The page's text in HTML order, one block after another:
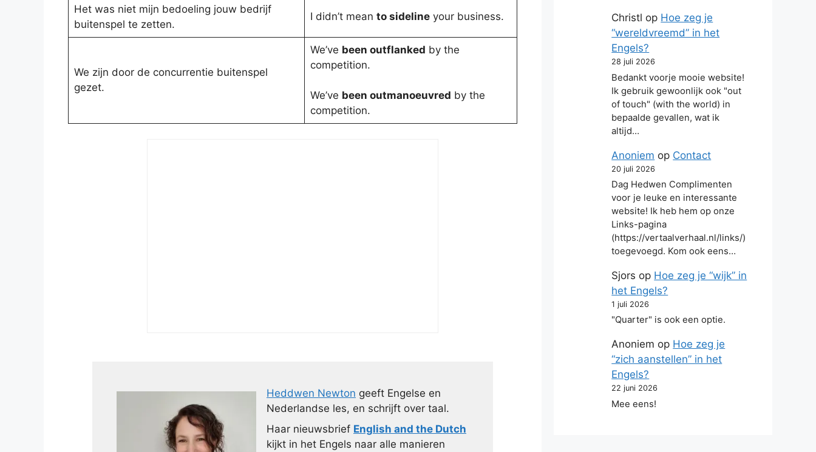
Het was niet mijn bedoeling jouw bedrijf
buitenspel te zetten.
I didn’t mean to sidelineyour business.
We zijn door de concurrentie buitenspel
gezet.
We’ve been outflanked by the
competition.
We’ve been outmanoeuvred by the
competition.
Heddwen Newton geeft Engelse en
Nederlandse les, en schrijft over taal.
Haar nieuwsbrief English and the Dutch
kijkt in het Engels naar alle manieren
Christl op Hoe zeg je
“wereldvreemd” in het
Engels?
28 juli 2026
Bedankt voorje mooie website!
Ik gebruik gewoonlijk ook "out
of touch" (with the world) in
bepaalde gevallen, wat ik
altijd…
Anoniem op Contact
20 juli 2026
Dag Hedwen Complimenten
voor je leuke en interessante
website! Ik heb hem op onze
Links-pagina
(https://vertaalverhaal.nl/links/)
toegevoegd. Kom ook eens…
Sjors op Hoe zeg je “wijk” in
het Engels?
1 juli 2026
"Quarter" is ook een optie.
Anoniem op Hoe zeg je
“zich aanstellen” in het
Engels?
22 juni 2026
Mee eens!